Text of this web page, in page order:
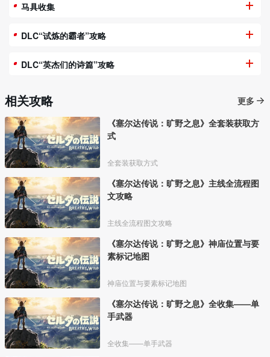
马具收集
DLC“试炼的霸者”攻略
DLC“英杰们的诗篇”攻略
相关攻略
更多
《塞尔达传说：旷野之息》全套装获取方
式
全套装获取方式
《塞尔达传说：旷野之息》主线全流程图
文攻略
主线全流程图文攻略
《塞尔达传说：旷野之息》神庙位置与要
素标记地图
神庙位置与要素标记地图
《塞尔达传说：旷野之息》全收集——单
手武器
全收集——单手武器